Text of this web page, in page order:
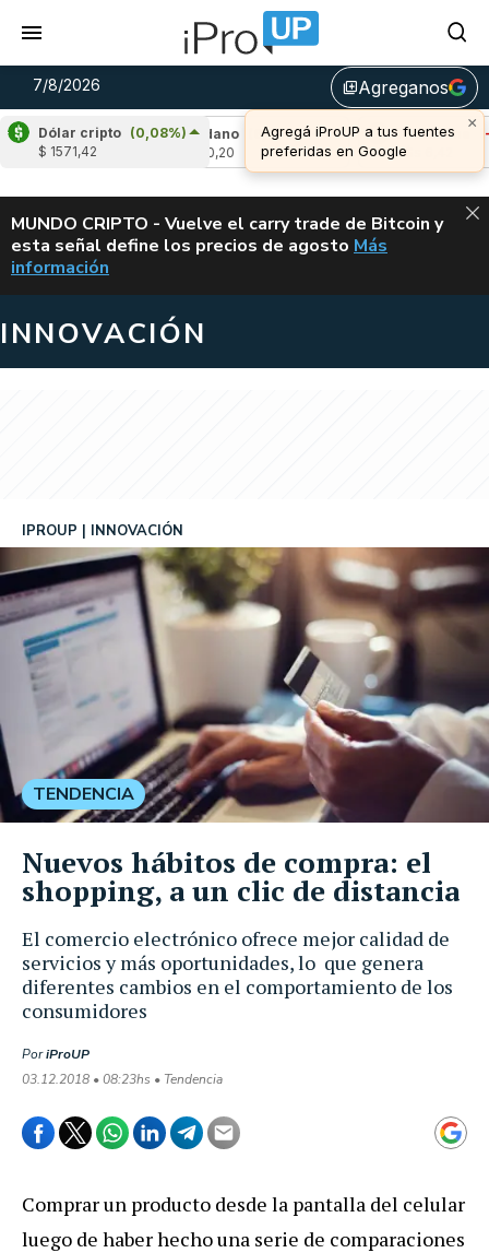
7/8/2026 library_addAgreganos
×
Agregá iProUP a tus fuentes
preferidas en Google
Dólar cripto (0,08%)
$ 1571,42
Cardano
(6,67%)
Avalanche (-
u$s 6,42
ALERTA
MUNDO CRIPTO - Vuelve el carry trade de Bitcoin y
esta señal define los precios de agosto VUELVE EL
Más
información
INNOVACIÓN
El comercio electrónico ofrece mejor calidad de
servicios y más oportunidades, lo que genera
diferentes cambios en el comportamiento de los
consumidores
IPROUP INNOVACIÓN
PoriProUP
03.12.2018 • 08:23hs • Tendencia
TENDENCIA
Nuevos hábitos de compra: el
shopping, a un clic de distancia
Comprar un producto desde la pantalla del celular
luego de haber hecho una serie de comparaciones